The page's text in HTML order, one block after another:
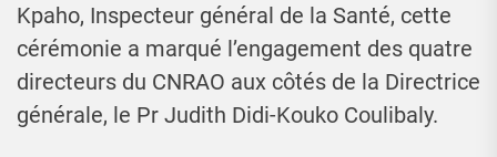
Kpaho, Inspecteur général de la Santé, cette
cérémonie a marqué l’engagement des quatre
directeurs du CNRAO aux côtés de la Directrice
générale, le Pr Judith Didi-Kouko Coulibaly.